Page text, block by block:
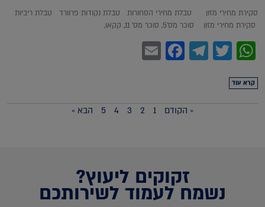
סקירת מחירי מזון טבלת מחירי הסחורות טבלת נקודות פרוורד טבלת ריביות
סקירת מחירי מזון סוכר מס'5, סוכר מס' 11, קקאו,
WhatsApp
Twitter
Telegram
Facebook
קרא עוד
« הקודם 1
2
3
4
5 הבא »
זקוקים ליעוץ?
נשמח לעמוד לשירותכם